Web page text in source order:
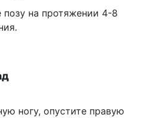
на протяжении 4-8
ногу, опустите правую